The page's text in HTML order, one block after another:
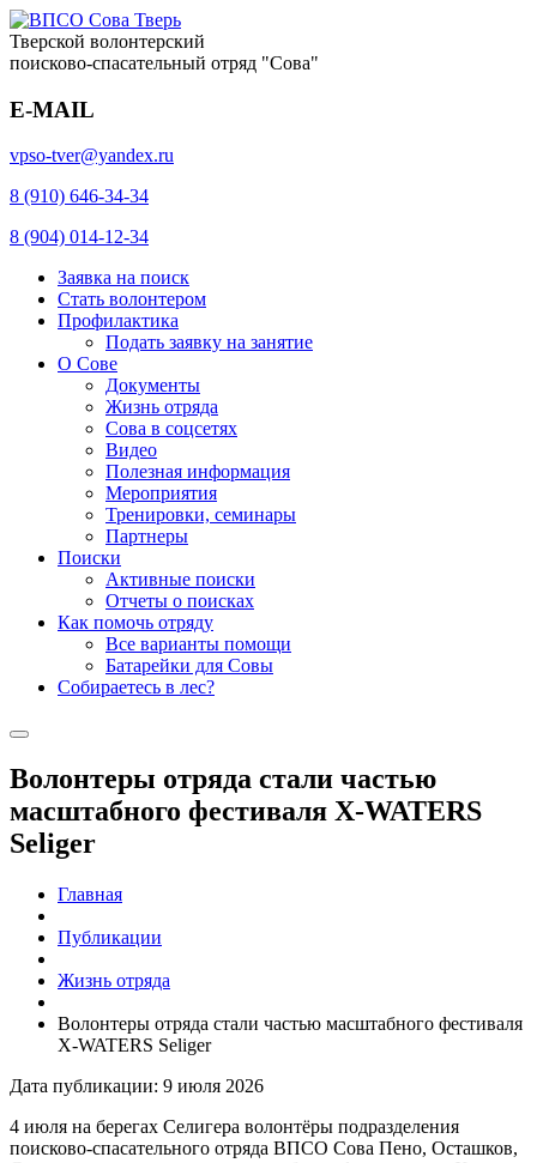
Тверской волонтерский
поисково-спасательный отряд "Сова"
E-MAIL
vpso-tver@yandex.ru
8 (910) 646-34-34
8 (904) 014-12-34
Заявка на поиск
Стать волонтером
Профилактика
Подать заявку на занятие
О Сове
Документы
Жизнь отряда
Сова в соцсетях
Видео
Полезная информация
Мероприятия
Тренировки, семинары
Партнеры
Поиски
Активные поиски
Отчеты о поисках
Как помочь отряду
Все варианты помощи
Батарейки для Совы
Собираетесь в лес?
Волонтеры отряда стали частью
масштабного фестиваля X-WATERS
Seliger
Главная
Публикации
Жизнь отряда
Волонтеры отряда стали частью масштабного фестиваля
X-WATERS Seliger
Дата публикации: 9 июля 2026
4 июля на берегах Селигера волонтёры подразделения
поисково-спасательного отряда ВПСО Сова Пено, Осташков,